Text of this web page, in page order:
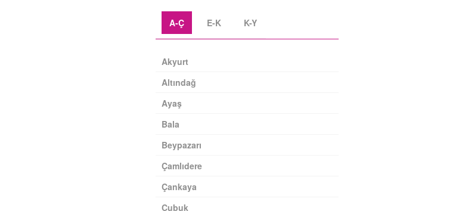
A-Ç E-K K-Y
Akyurt
Altındağ
Ayaş
Bala
Beypazarı
Çamlıdere
Çankaya
Çubuk